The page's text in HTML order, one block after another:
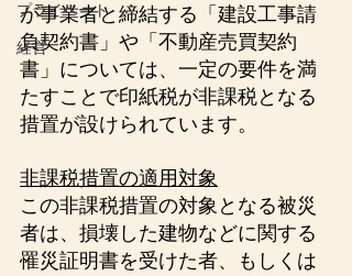
プライベート
経営
が事業者と締結する「建設工事請
負契約書」や「不動産売買契約
書」については、一定の要件を満
たすことで印紙税が非課税となる
措置が設けられています。
非課税措置の適用対象
この非課税措置の対象となる被災
者は、損壊した建物などに関する
罹災証明書を受けた者、もしくは